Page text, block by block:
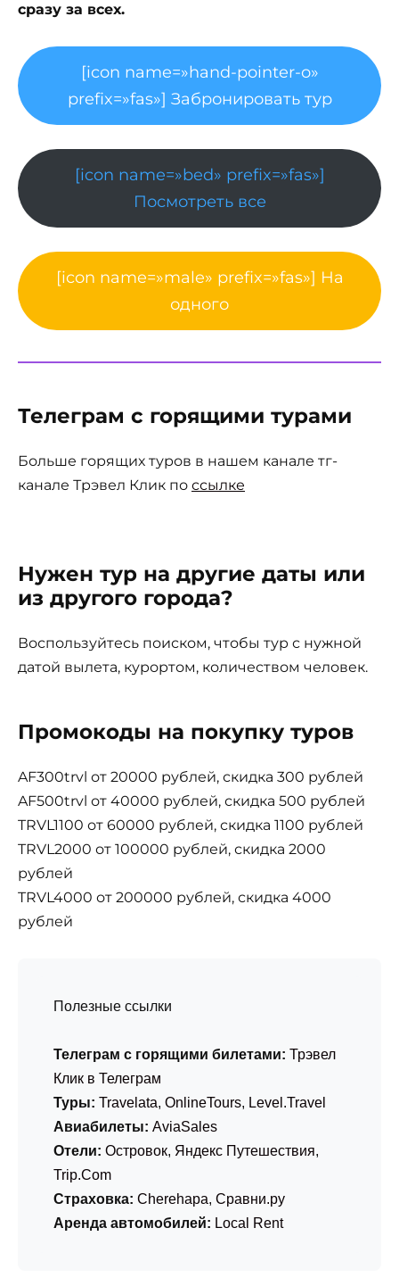
сразу за всех.
[icon name=»hand-pointer-o»
prefix=»fas»] Забронировать тур
[icon name=»bed» prefix=»fas»]
Посмотреть все
[icon name=»male» prefix=»fas»] На
одного
Телеграм с горящими турами
Больше горящих туров в нашем канале тг-
канале Трэвел Клик по ссылке
Нужен тур на другие даты или
из другого города?
Воспользуйтесь поиском, чтобы тур с нужной
датой вылета, курортом, количеством человек.
Промокоды на покупку туров
AF300trvl от 20000 рублей, скидка 300 рублей
AF500trvl от 40000 рублей, скидка 500 рублей
TRVL1100 от 60000 рублей, скидка 1100 рублей
TRVL2000 от 100000 рублей, скидка 2000
рублей
TRVL4000 от 200000 рублей, скидка 4000
рублей
Полезные ссылки
Телеграм с горящими билетами: Трэвел
Клик в Телеграм
Туры: Travelata, OnlineTours, Level.Travel
Авиабилеты: AviaSales
Отели: Островок, Яндекс Путешествия,
Trip.Com
Страховка: Cherehapa, Сравни.ру
Аренда автомобилей: Local Rent